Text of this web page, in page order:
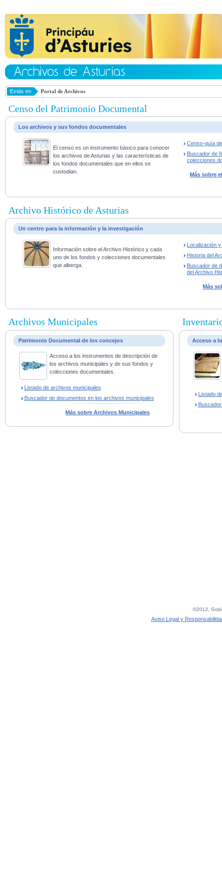
Estás en Portal de Archivos
Censo del Patrimonio Documental
Los archivos y sus fondos documentales
El censo es un instrumento básico para conocer
los archivos de Asturias y las características de
los fondos documentales que en ellos se
custodian.
Censo-guía
Buscador de
colecciones
Más sobre
Archivo Histórico de Asturias
Un centro para la información y la investigación
Información sobre el Archivo Histórico y cada
uno de los fondos y colecciones documentales
que alberga.
Localización
Historia del
Buscador de
del Archivo
Más
Archivos Municipales
Patrimonio Documental de los concejos
Acceso a los instrumentos de descripción de
los archivos municipales y de sus fondos y
colecciones documentales.
Listado de archivos municipales
Buscador de documentos en los archivos municipales
Más sobre Archivos Municipales
Acceso a
Listado
©2012,
Aviso Legal y